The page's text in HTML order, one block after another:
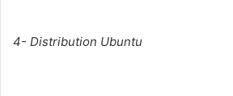
4- Distribution Ubuntu